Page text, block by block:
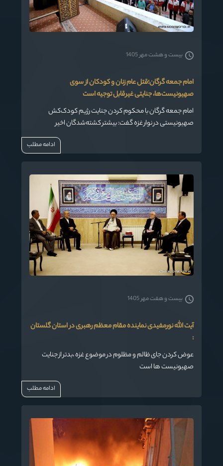
امام جمعه گرگان؛قتل عام زنان و کودکان از سوی
صهیونیست‌ها، جنایتی غیرقابل توجیه است
امام جمعه گرگان با محکوم‌ کردن جنایت رژیم کودک‌کش
صهیونیستی در نوار غزه گفت: بیشتر کشته‌شدگان اخیر
فلسطینی، زنان و کودکان بودند این جنایت در هیچ منطقه و
بیست و هشت مهر 1405
ادامه مطلب
آیت الله نورمفیدی نماینده مقام معظم رهبری در استان گلستان
:
عوض کردن جای ظالم و مظلوم در موضوع غزه ،بدتر از جنایت
صهیونیست ها است
بیست و هفت مهر 1405
ادامه مطلب